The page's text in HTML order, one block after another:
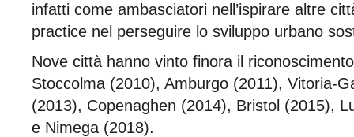
infatti come ambasciatori nell’ispirare altre
practice nel perseguire lo sviluppo urbano
Nove città hanno vinto finora il
Stoccolma (2010), Amburgo (2011), Vitoria-
(2013), Copenaghen (2014), Bristol (2015),
e Nimega (2018).